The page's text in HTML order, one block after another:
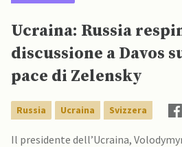
Ucraina: Russia
discussione a Davos
pace di Zelensky
Russia Ucraina Svizzera
Il presidente dell’Ucraina,